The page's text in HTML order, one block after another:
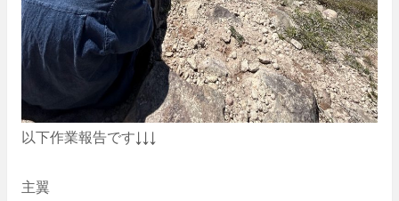
以下作業報告です↓↓↓
主翼